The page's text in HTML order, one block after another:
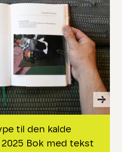
til den kalde
Bok med tekst
page